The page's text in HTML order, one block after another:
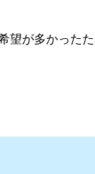
が多かった